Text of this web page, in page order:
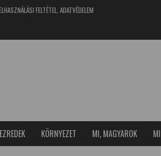
FELTÉTEL, ADATVÉDELEM
KÖRNYEZET MI, MAGYAROK